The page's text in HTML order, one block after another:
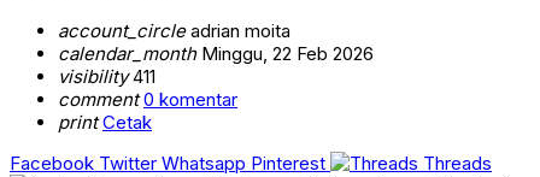
account_circleadrian moita
calendar_monthMinggu, 22 Feb 2026
visibility411
comment 0 komentar
print Cetak
Facebook Twitter Whatsapp Pinterest Threads